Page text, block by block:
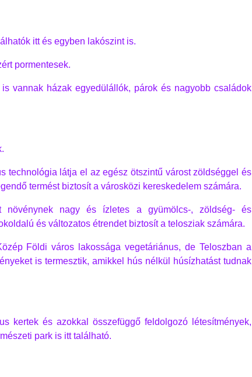
itt és egyben lakószint is.
pormentesek.
vannak házak egyedülállók, párok és nagyobb családok
technológia látja el az egész ötszintű várost zöldséggel és
termést biztosít a városközi kereskedelem számára.
növénynek nagy és ízletes a gyümölcs-, zöldség- és
és változatos étrendet biztosít a telosziak számára.
Földi város lakossága vegetáriánus, de Teloszban a
is termesztik, amikkel hús nélkül húsízhatást tudnak
kertek és azokkal összefüggő feldolgozó létesítmények,
park is itt található.